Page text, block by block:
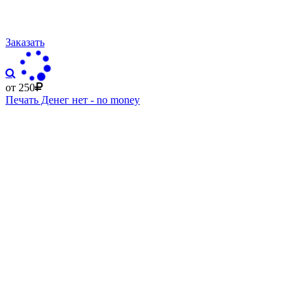
Заказать
от 250
Печать Денег нет - no money